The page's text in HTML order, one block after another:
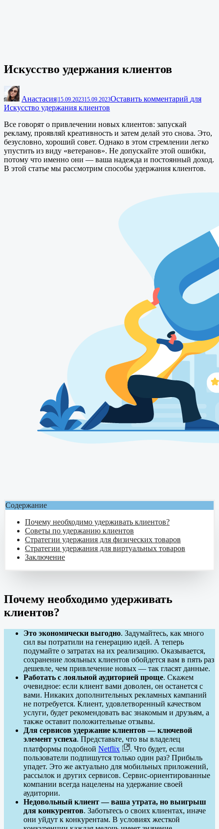
Искусство удержания клиентов
Анастасия 15.09.202315.09.2023Оставить комментарий для
Искусство удержания клиентов
Все говорят о привлечении новых клиентов: запускай
рекламу, проявляй креативность и затем делай это снова. Это,
безусловно, хороший совет. Однако в этом стремлении легко
упустить из виду «ветеранов». Не допускайте этой ошибки,
потому что именно они — ваша надежда и постоянный доход.
В этой статье мы рассмотрим способы удержания клиентов.
Содержание
Почему необходимо удерживать клиентов?
Советы по удержанию клиентов
Стратегии удержания для физических товаров
Стратегии удержания для виртуальных товаров
Заключение
Почему необходимо удерживать
клиентов?
Это экономически выгодно. Задумайтесь, как много
сил вы потратили на генерацию идей. А теперь
подумайте о затратах на их реализацию. Оказывается,
сохранение лояльных клиентов обойдется вам в пять раз
дешевле, чем привлечение новых — так гласят данные.
Работать с лояльной аудиторией проще. Скажем
очевидное: если клиент вами доволен, он останется с
вами. Никаких дополнительных рекламных кампаний
не потребуется. Клиент, удовлетворенный качеством
услуги, будет рекомендовать вас знакомым и друзьям, а
также оставит положительные отзывы.
Для сервисов удержание клиентов — ключевой
элемент успеха. Представьте, что вы владелец
платформы подобной Netflix
. Что будет, если
пользователи подпишутся только один раз? Прибыль
упадет. Это же актуально для мобильных приложений,
рассылок и других сервисов. Сервис-ориентированные
компании всегда нацелены на удержание своей
аудитории.
Недовольный клиент — ваша утрата, но выигрыш
для конкурентов. Заботьтесь о своих клиентах, иначе
они уйдут к конкурентам. В условиях жесткой